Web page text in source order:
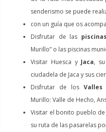
senderismo se puede
con un guía que os
Disfrutar de las
Murillo” o las piscinas
Visitar Huesca y Jaca,
ciudadela de Jaca y sus
Disfrutar de los Valles
Murillo: Valle de Hecho,
Visitar el bonito pueblo de
su ruta de las pasarelas